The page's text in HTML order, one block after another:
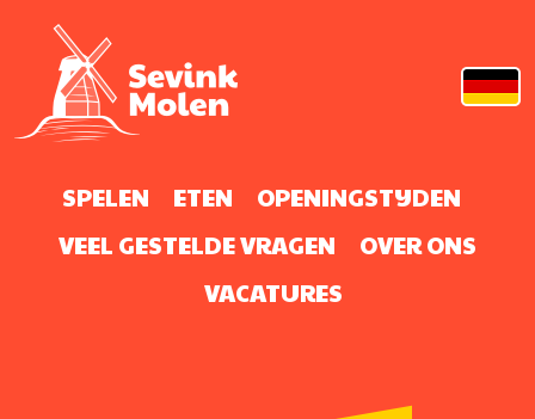
SPELEN ETEN
OPENINGSTIJDEN
VEEL GESTELDE VRAGEN
OVER ONS
VACATURES